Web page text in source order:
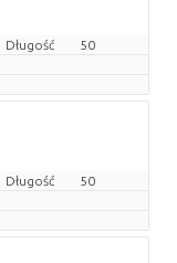
Długość
50
Długość
50